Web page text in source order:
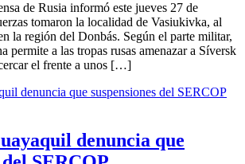
de Rusia informó este jueves 27 de
tomaron la localidad de Vasiukivka, al
la región del Donbás. Según el parte militar,
permite a las tropas rusas amenazar a Síversk
el frente a unos […]
denuncia que